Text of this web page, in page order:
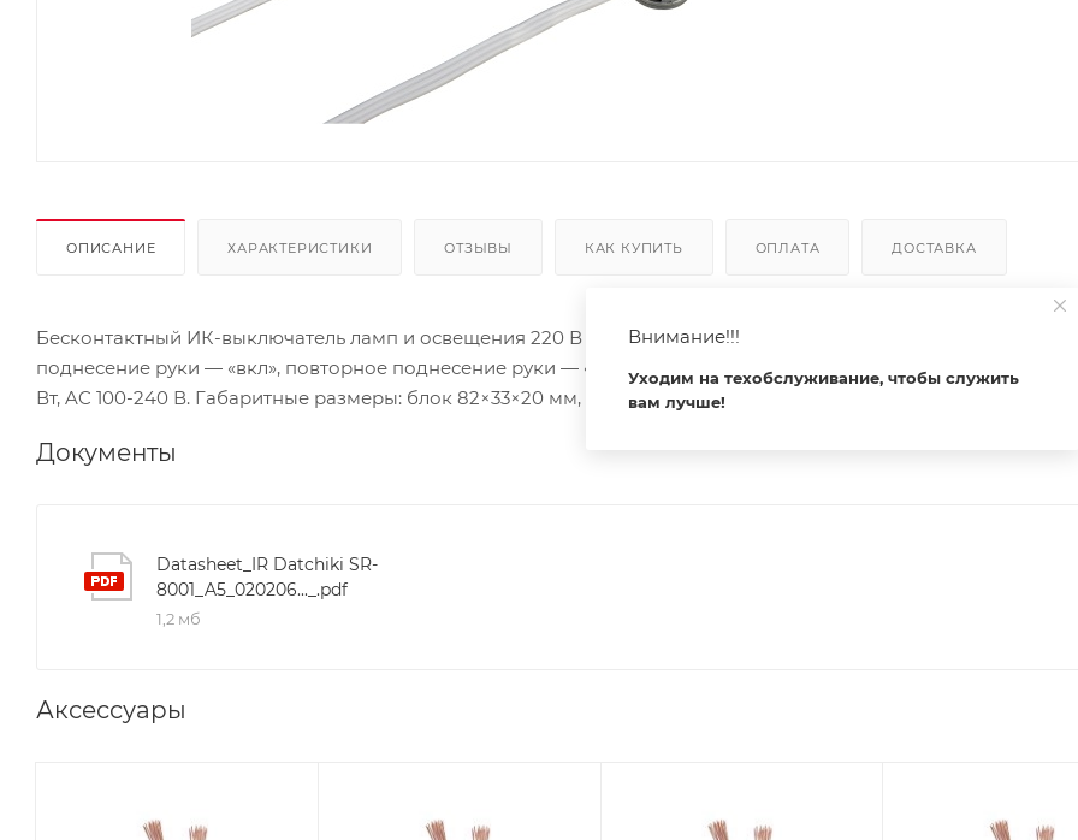
ОПИСАНИЕ ХАРАКТЕРИСТИКИ ОТЗЫВЫ КАК КУПИТЬ ОПЛАТА ДОСТАВКА
Бесконтактный ИК-выключатель ламп и освещения 220 В (серебристый сенсор в комплекте). Срабатывание
поднесение руки — «вкл», повторное поднесение руки — «выкл», расстояние срабатывания 1-6 см. Макс.
Вт, AC 100-240 В. Габаритные размеры: блок 82×33×20 мм, датчик 20×20 мм, посадочное отверстие 18 мм,
Документы
Datasheet_IR Datchiki SR-
8001_A5_020206..._.pdf
1,2 мб
Аксессуары
Внимание!!!
Уходим на техобслуживание, чтобы служить
вам лучше!